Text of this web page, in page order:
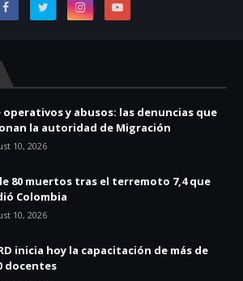
operativos y abusos: las denuncias que
la autoridad de Migración
10, 2026
80 muertos tras el terremoto 7,4 que
Colombia
10, 2026
inicia hoy la capacitación de más de
docentes